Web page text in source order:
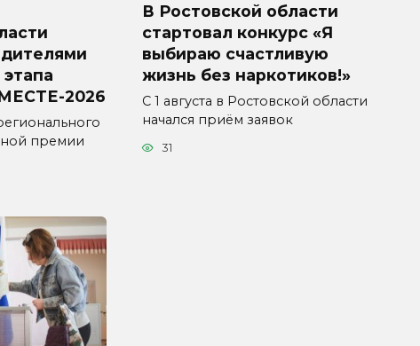
2026
премии
В Ростовской области
стартовал конкурс «Я
выбираю счастливую
жизнь без наркотиков!»
С 1 августа в Ростовской области
начался приём заявок
31